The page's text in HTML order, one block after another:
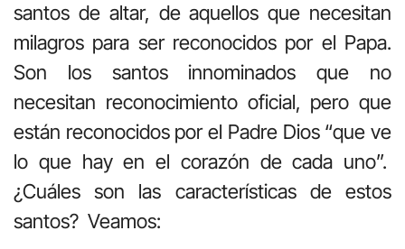
santos de altar, de aquellos que necesitan
milagros para ser reconocidos por el Papa.
Son los santos innominados que no
necesitan reconocimiento oficial, pero que
están reconocidos por el Padre Dios “que ve
lo que hay en el corazón de cada uno”.
¿Cuáles son las características de estos
santos? Veamos: